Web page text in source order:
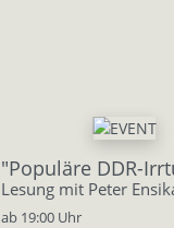
"Populäre DDR-
Lesung mit Peter
ab 19:00 Uhr